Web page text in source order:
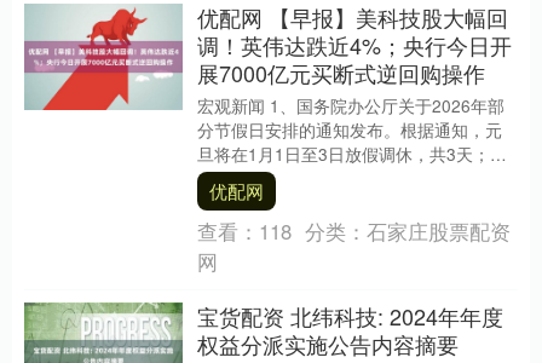
优配网 【早报】美科技股大幅回
调！英伟达跌近4%；央行今日开
展7000亿元买断式逆回购操作
宏观新闻 1、国务院办公厅关于2026年部
分节假日安排的通知发布。根据通知，元
旦将在1月1日至3日放假调休，共3天；春
节将在2月15日至23日放假调休，共9
天；....
优配网
查看： 118 分类： 石家庄股票配资
网
宝货配资 北纬科技: 2024年年度
权益分派实施公告内容摘要